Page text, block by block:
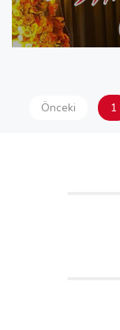
Önceki 1